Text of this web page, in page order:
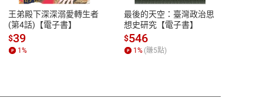
性
參
13:00-17:00 (國定假日及例假日休息)
客服電話：0080-1857077
王弟殿下深深溺愛轉生者
(第4話)【電子書】
$39
1%
最後的天空：臺灣政治思
想史研究【電子書】
$546
1% (賺5點)